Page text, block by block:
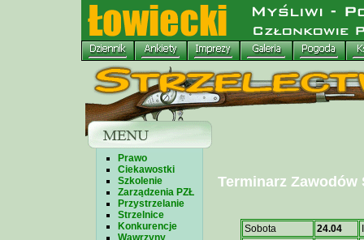
Prawo
Ciekawostki
Szkolenie
Zarządzenia PZŁ
Przystrzelanie
Strzelnice
Konkurencje
Wawrzyny
Terminarz
Sobota 24.04